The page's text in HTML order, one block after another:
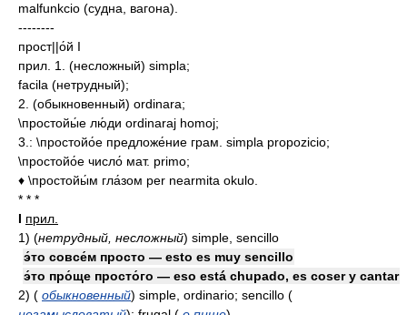
malfunkcio (судна, вагона).
--------
прост||о́й I
прил. 1. (несложный) simpla;
facila (нетрудный);
2. (обыкновенный) ordinara;
\простойы́е лю́ди ordinaraj homoj;
3.: \простойо́е предложе́ние грам. simpla propozicio;
\простойо́е число́ мат. primo;
♦ \простойы́м гла́зом per nearmita okulo.
* * *
I прил.
1) (нетрудный, несложный) simple, sencillo
э́то совсе́м просто — esto es muy sencillo
э́то про́ще просто́го — eso está chupado, es coser y cantar
2) ( обыкновенный) simple, ordinario; sencillo (